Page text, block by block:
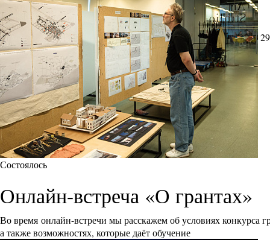
Состоялось
Онлайн-встреча «О грантах»
Во время онлайн-встречи мы расскажем об условиях
а также возможностях, которые даёт обучение